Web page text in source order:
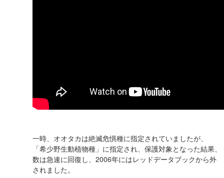
一時、オオタカは絶滅危惧種に指定されていましたが、
「希少野生動植物種」に指定され、保護対象となった結果、
数は急速に回復し、2006年にはレッドデータブックから外
されました。